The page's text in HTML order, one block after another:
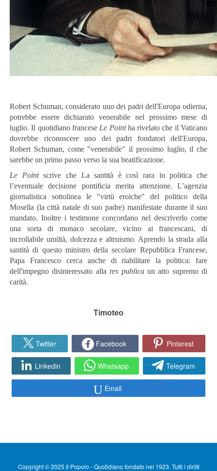
Robert Schuman, considerato uno dei padri dell'Europa odierna,
potrebbe essere dichiarato venerabile nel prossimo mese di
luglio. Il quotidiano francese Le Pointha rivelato che il Vaticano
dovrebbe riconoscere uno dei padri fondatori dell'Europa,
Robert Schuman, come "venerabile" il prossimo luglio, il che
sarebbe un primo passo verso la sua beatificazione.
Le Pointscrive che La santità è così rara in politica che
l’eventuale decisione pontificia merita attenzione. L’agenzia
giornalistica sottolinea le "virtù eroiche" del politico della
Mosella (la città natale di suo padre) manifestate durante il suo
mandato. Inoltre i testimone concordano nel descriverlo come
una sorta di monaco secolare, vicino ai francescani, di
incrollabile umiltà, dolcezza e altruismo. Aprendo la strada alla
santità di questo ministro della secolare Repubblica Francese,
Papa Francesco cerca anche di riabilitare la politica: fare
dell'impegno disinteressato alla res publicaun atto supremo di
carità.
Timoteo
Twitter Facebook Pinterest
Linkedin Whatsapp Telegram
Email
Copyright © 2025 Il Popolo - Quotidiano fondato nel 1923. Tutti i diritti